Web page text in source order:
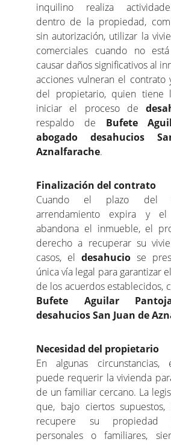
inquilino realiza
dentro de la propiedad,
sin autorización, utilizar la
comerciales cuando no
causar daños significativos al
acciones vulneran el contrato
del propietario, quien tiene
iniciar el proceso de
respaldo de Bufete
abogado desahucios
Aznalfarache.
Finalización del contrato
Cuando el plazo del
arrendamiento expira y
abandona el inmueble, el
derecho a recuperar su
casos, el desahucio se
única vía legal para garantizar
de los acuerdos establecidos,
Bufete Aguilar
desahucios San Juan de
Necesidad del propietario
En algunas circunstancias,
puede requerir la vivienda
de un familiar cercano. La
que, bajo ciertos
recupere su propiedad
personales o familiares,